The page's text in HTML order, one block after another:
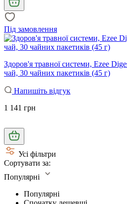
Під замовлення
Здоров'я травної системи, Ezee
чай, 30 чайних пакетиків (45 г)
Напишіть відгук
1 141 грн
Усі фільтри
Сортувати за:
Популярні
Популярні